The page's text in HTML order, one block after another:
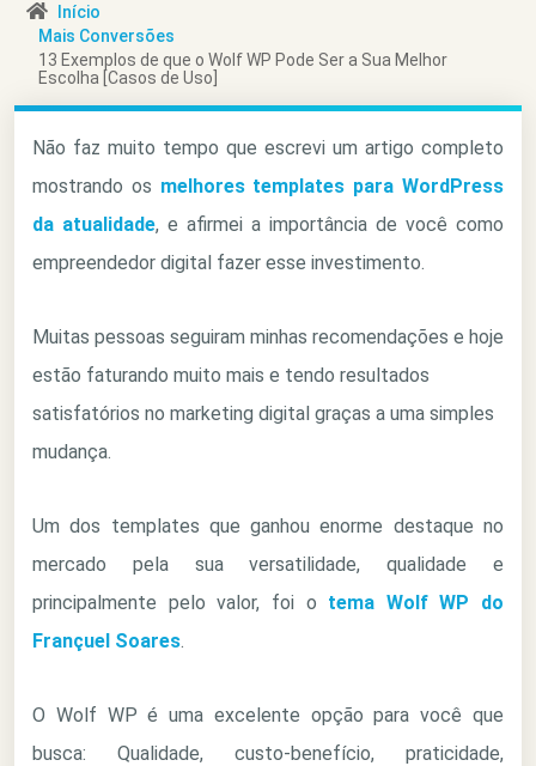
Início
Mais Conversões
13 Exemplos de que o Wolf WP Pode Ser a Sua Melhor
Escolha [Casos de Uso]
Não faz muito tempo que escrevi um artigo completo
mostrando os melhores templates para WordPress
da atualidade, e afirmei a importância de você como
empreendedor digital fazer esse investimento.
Muitas pessoas seguiram minhas recomendações e hoje
estão faturando muito mais e tendo resultados
satisfatórios no marketing digital graças a uma simples
mudança.
Um dos templates que ganhou enorme destaque no
mercado pela sua versatilidade, qualidade e
principalmente pelo valor, foi o tema Wolf WP do
Françuel Soares.
O Wolf WP é uma excelente opção para você que
busca: Qualidade, custo-benefício, praticidade,